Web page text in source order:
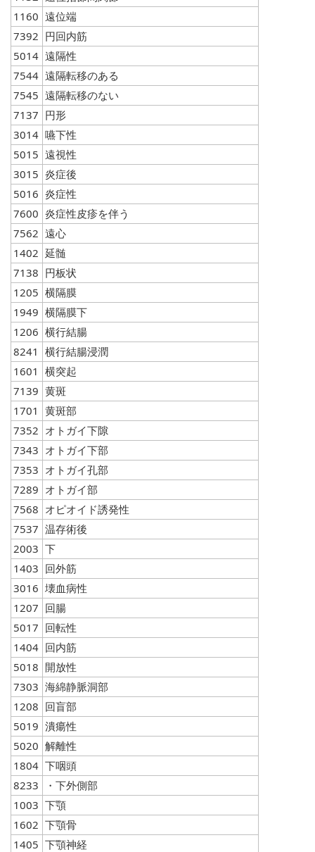
1160 遠位端
7392 円回内筋
5014 遠隔性
7544 遠隔転移のある
7545 遠隔転移のない
7137 円形
3014 嚥下性
5015 遠視性
3015 炎症後
5016 炎症性
7600 炎症性皮疹を伴う
7562 遠心
1402 延髄
7138 円板状
1205 横隔膜
1949 横隔膜下
1206 横行結腸
8241 横行結腸浸潤
1601 横突起
7139 黄斑
1701 黄斑部
7352 オトガイ下隙
7343 オトガイ下部
7353 オトガイ孔部
7289 オトガイ部
7568 オピオイド誘発性
7537 温存術後
2003 下
1403 回外筋
3016 壊血病性
1207 回腸
5017 回転性
1404 回内筋
5018 開放性
7303 海綿静脈洞部
1208 回盲部
5019 潰瘍性
5020 解離性
1804 下咽頭
8233
・下外側部
1003 下顎
1602 下顎骨
1405 下顎神経